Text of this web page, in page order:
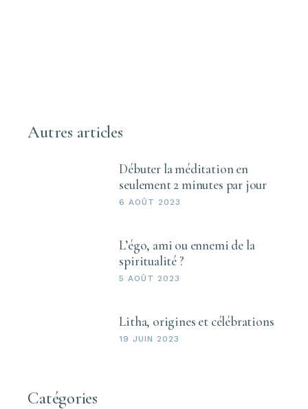
Autres articles
Débuter la méditation en
seulement 2 minutes par jour
6 AOÛT 2023
L’égo, ami ou ennemi de la
spiritualité ?
5 AOÛT 2023
Litha, origines et célébrations
19 JUIN 2023
Catégories